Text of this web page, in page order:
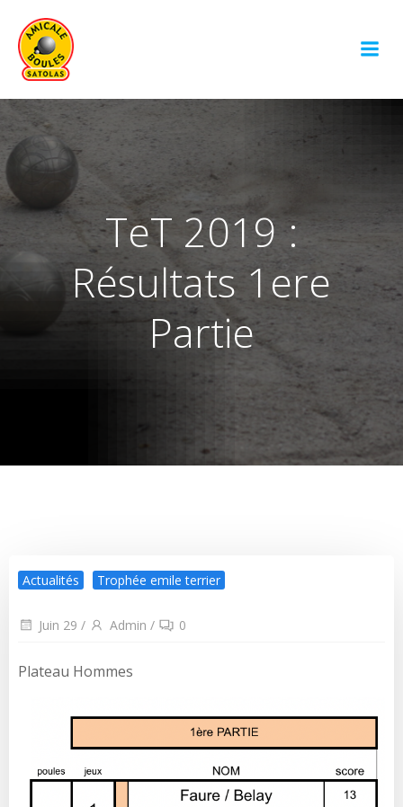
TeT 2019 :
Résultats 1ere
Partie
Actualités Trophée emile terrier
Juin 29 / Admin / 0
Plateau Hommes